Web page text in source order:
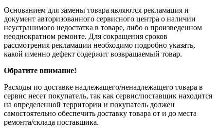
Основанием для замены товара являются рекламация и
документ авторизованного сервисного центра о наличии
неустранимого недостатка в товаре, либо о произведенном
неоднократном ремонте. Для сокращения сроков
рассмотрения рекламации необходимо подробно указать,
какой именно дефект содержит возвращаемый товар.
Обратите внимание!
Расходы по доставке надлежащего/ненадлежащего товара в
сервис несет покупатель, так как сервис/поставщик находится
на определенной территории и покупатель должен
самостоятельно обеспечить доставку товара от и до места
ремонта/склада поставщика.